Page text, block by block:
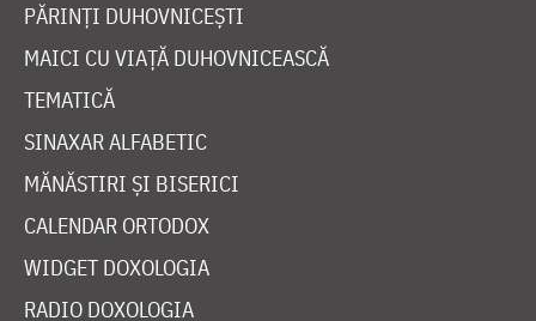
PĂRINȚI DUHOVNICEȘTI
MAICI CU VIAȚĂ DUHOVNICEASCĂ
TEMATICĂ
SINAXAR ALFABETIC
MĂNĂSTIRI ȘI BISERICI
CALENDAR ORTODOX
WIDGET DOXOLOGIA
RADIO DOXOLOGIA